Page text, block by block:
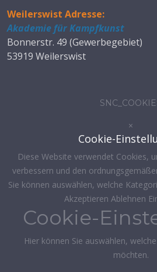
Weilerswist Adresse:
Akademie für Kampfkunst
Bonnerstr. 49 (Gewerbegebiet)
53919 Weilerswist
×
Cookie-
Diese Website verwendet Cookies,
verbessern und den
Sie können auswählen, welche
Akzeptieren Ablehnen
Cookie-
Hier können Sie auswählen,
möchten.